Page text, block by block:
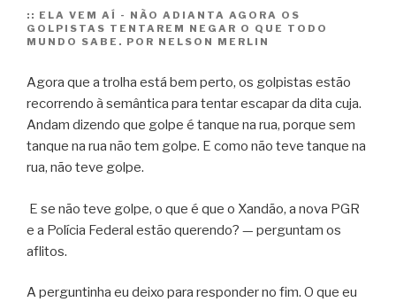
:: ELA VEM AÍ - NÃO ADIANTA AGORA OS
GOLPISTAS TENTAREM NEGAR O QUE TODO
MUNDO SABE. POR NELSON MERLIN
Agora que a trolha está bem perto, os golpistas estão
recorrendo à semântica para tentar escapar da dita cuja.
Andam dizendo que golpe é tanque na rua, porque sem
tanque na rua não tem golpe. E como não teve tanque na
rua, não teve golpe.
E se não teve golpe, o que é que o Xandão, a nova PGR
e a Polícia Federal estão querendo? — perguntam os
aflitos.
A perguntinha eu deixo para responder no fim. O que eu